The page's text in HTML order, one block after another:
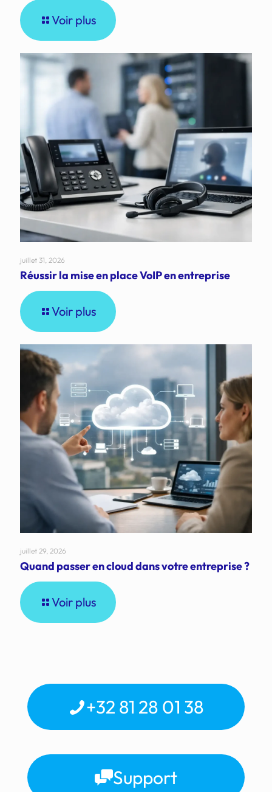
Voir plus
juillet 31, 2026
Réussir la mise en place VoIP en entreprise
Voir plus
juillet 29, 2026
Quand passer en cloud dans votre entreprise ?
Voir plus
+32 81 28 01 38
Support